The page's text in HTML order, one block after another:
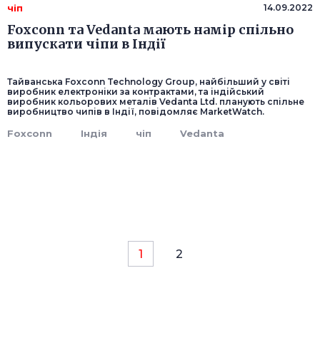
чіп 14.09.2022
Foxconn та Vedanta мають намір спільно
випускати чіпи в Індії
Тайванська Foxconn Technology Group, найбільший у світі
виробник електроніки за контрактами, та індійський
виробник кольорових металів Vedanta Ltd. планують спільне
виробництво чипів в Індії, повідомляє MarketWatch.
Foxconn Індія чіп Vedanta
1 2